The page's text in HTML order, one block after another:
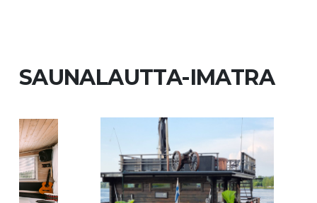
SAUNALAUTTA-IMATRA